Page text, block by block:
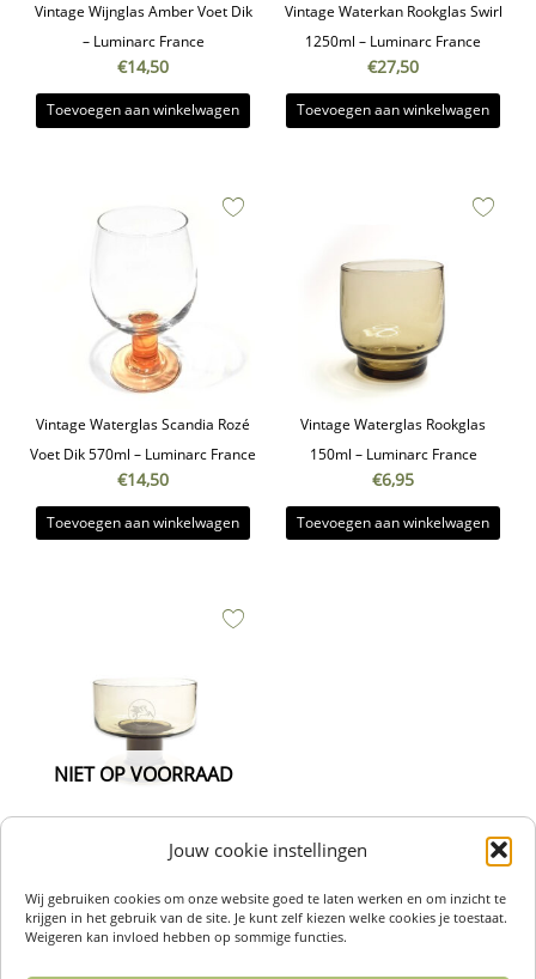
Jouw cookie instellingen
Wij gebruiken cookies om onze website goed te laten werken en om inzicht te
krijgen in het gebruik van de site. Je kunt zelf kiezen welke cookies je toestaat.
Weigeren kan invloed hebben op sommige functies.
Vintage Wijnglas Amber Voet Dik
– Luminarc France
€14,50
Toevoegen aan winkelwagen
Vintage Waterkan Rookglas Swirl
1250ml – Luminarc France
€27,50
Toevoegen aan winkelwagen
Vintage Waterglas Scandia Rozé
Voet Dik 570ml – Luminarc France
€14,50
Toevoegen aan winkelwagen
Vintage Waterglas Rookglas
150ml – Luminarc France
€6,95
Toevoegen aan winkelwagen
NIET OP VOORRAAD
Cavalier-Suéde 150ml – Luminarc
France
€9,95